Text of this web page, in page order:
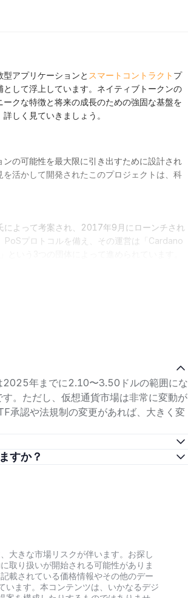
アプリケーションと スマートコントラクト プ
して浮上しています。ネイティブトークンの
クな特徴と将来の成長のための強固な基盤を
しく見ていきましょう。
の可能性を最大限に引き出すために設計され
活かして開発されたこのプロジェクトは、科
よって考案され、2017年9月にローンチされ
プロトコルを備え、その運営は「Cardano
的な仕組みにより、スケーラビリティと柔軟
ョン、ステーキング、ガバナンスなどに使用
額ランキングで9位にランクインする人気の暗
潜在的な用途は取引を超えて広がり、分散型
ン技術を活用する他の分野での応用がありま
て注目されています。学術的なアプローチに
多いほど、情報の検証・承認をする権利を得
する弱点があります。ウロボロスコンセンサ
が渡りやすいという部分は変わらないもの
ウロボロスは最初の証明可能で安全なPoSコ
2025年までに2.10〜3.50ドルの範囲にな
。ただし、仮想通貨市場は非常に変動が
承認や法規制の変更があれば、大きく変
すか？
大きな市場リスクが伴います。お探し
取り扱いが開始される可能性がありま
載されている価格情報やその他のデー
います。本コンテンツは、いかなるデジ